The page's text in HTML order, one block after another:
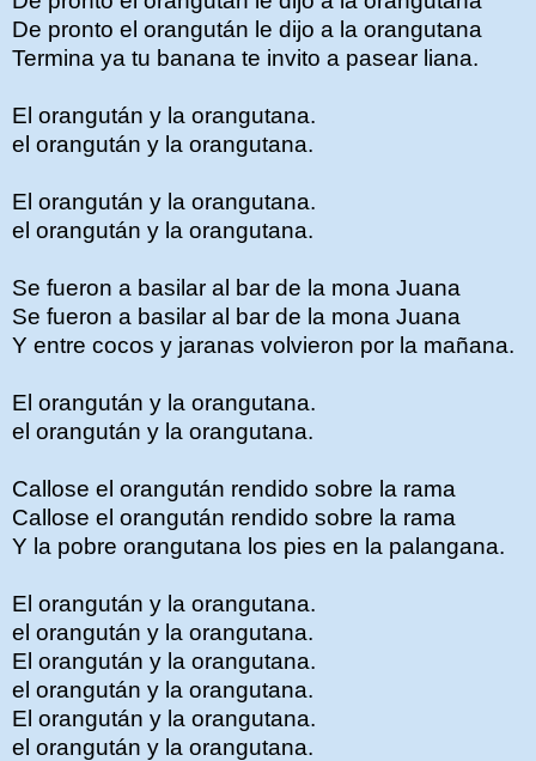
De pronto el orangután le dijo a la orangutana
Termina ya tu banana te invito a pasear liana.
El orangután y la orangutana.
el orangután y la orangutana.
El orangután y la orangutana.
el orangután y la orangutana.
Se fueron a basilar al bar de la mona Juana
Se fueron a basilar al bar de la mona Juana
Y entre cocos y jaranas volvieron por la mañana.
El orangután y la orangutana.
el orangután y la orangutana.
Callose el orangután rendido sobre la rama
Callose el orangután rendido sobre la rama
Y la pobre orangutana los pies en la palangana.
El orangután y la orangutana.
el orangután y la orangutana.
El orangután y la orangutana.
el orangután y la orangutana.
El orangután y la orangutana.
el orangután y la orangutana.